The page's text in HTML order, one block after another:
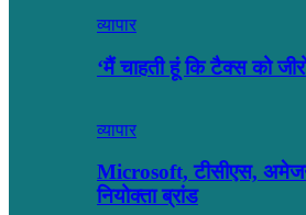
व्यापार
‘मैं चाहती हूं कि टैक्स को
व्यापार
Microsoft, टीसीएस,
नियोक्ता ब्रांड